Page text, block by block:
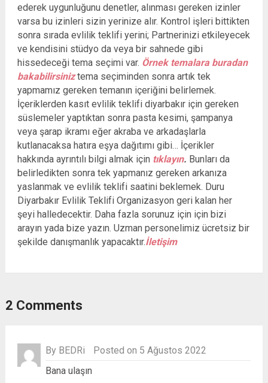
ederek uygunluğunu denetler, alınması gereken izinler
varsa bu izinleri sizin yerinize alır. Kontrol işleri bittikten
sonra sırada evlilik teklifi yerini; Partnerinizi etkileyecek
ve kendisini stüdyo da veya bir sahnede gibi
hissedeceği tema seçimi var. Örnek temalara buradan
bakabilirsiniz tema seçiminden sonra artık tek
yapmamız gereken temanın içeriğini belirlemek.
İçeriklerden kasıt evlilik teklifi diyarbakır için gereken
süslemeler yaptıktan sonra pasta kesimi, şampanya
veya şarap ikramı eğer akraba ve arkadaşlarla
kutlanacaksa hatıra eşya dağıtımı gibi… İçerikler
hakkında ayrıntılı bilgi almak için tıklayın. Bunları da
belirledikten sonra tek yapmanız gereken arkanıza
yaslanmak ve evlilik teklifi saatini beklemek. Duru
Diyarbakır Evlilik Teklifi Organizasyon geri kalan her
şeyi halledecektir. Daha fazla sorunuz için için bizi
arayın yada bize yazın. Uzman personelimiz ücretsiz bir
şekilde danışmanlık yapacaktır.İletişim
2 Comments
By BEDRi
Posted on 5 Ağustos 2022
Bana ulaşın